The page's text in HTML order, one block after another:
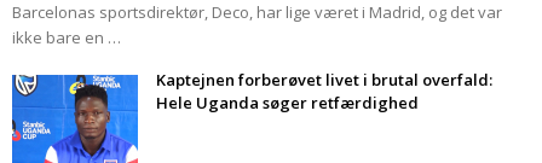
Barcelonas sportsdirektør, Deco, har lige været i Madrid, og det var
ikke bare en …
Kaptejnen forberøvet livet i brutal overfald:
Hele Uganda søger retfærdighed